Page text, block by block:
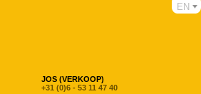
JOS (VERKOOP)
+31 (0)6 - 53 11 47 40
EN